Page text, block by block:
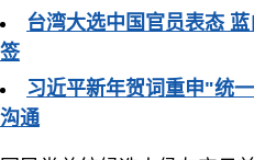
台湾大选中国官员表态
签
习近平新年贺词重申"统
沟通